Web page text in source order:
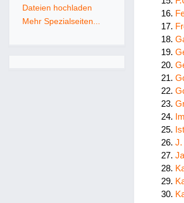
J.
Dateien hochladen
Mehr Spezialseiten...